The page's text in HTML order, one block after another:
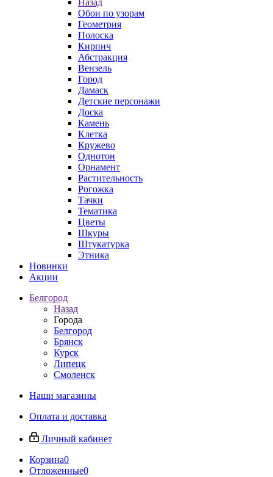
Назад
Обои по узорам
Геометрия
Полоска
Кирпич
Абстракция
Вензель
Город
Дамаск
Детские персонажи
Доска
Камень
Клетка
Кружево
Однотон
Орнамент
Растительность
Рогожка
Тачки
Тематика
Цветы
Шкуры
Штукатурка
Этника
Новинки
Акции
Белгород
Назад
Города
Белгород
Брянск
Курск
Липецк
Смоленск
Наши магазины
Оплата и доставка
Личный кабинет
Корзина0
Отложенные0